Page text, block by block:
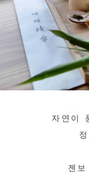
자연이
젠